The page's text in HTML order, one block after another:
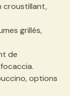
croustillant,
grillés,
de
options